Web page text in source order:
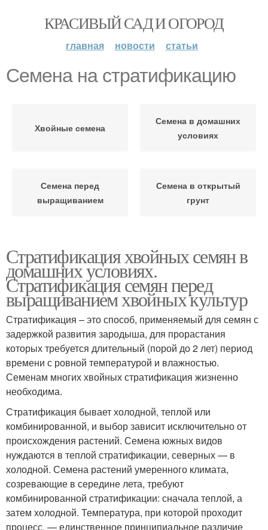
КРАСИВЫЙ САД И ОГОРОД
главная новости статьи
Семена на стратификацию
Хвойные семена
Семена в домашних
условиях
Семена перед
выращиванием
Семена в открытый
грунт
Стратификация хвойных семян в
домашних условиях.
Стратификация семян перед
выращиванием хвойных культур
Стратификация – это способ, применяемый для семян с
задержкой развития зародыша, для прорастания
которых требуется длительный (порой до 2 лет) период
времени с ровной температурой и влажностью.
Семенам многих хвойных стратификация жизненно
необходима.
Стратификация бывает холодной, теплой или
комбинированной, и выбор зависит исключительно от
происхождения растений. Семена южных видов
нуждаются в теплой стратификации, северных — в
холодной. Семена растений умеренного климата,
созревающие в середине лета, требуют
комбинированной стратификации: сначала теплой, а
затем холодной. Температура, при которой проходит
процесс, — единственное принципиальное различие